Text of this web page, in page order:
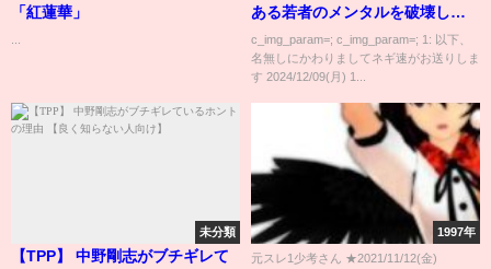
「紅蓮華」
ある若者のメンタルを破壊して
しまう
c_img_param=; c_img_param=; 1: 以下、
名無しにかわりましてネギ速がお送りしま
す 2024/12/09(月) 1...
未分類
【TPP】 中野剛志がブチギレて
1997年
元スレ1少考さん ★2021/11/12(金)